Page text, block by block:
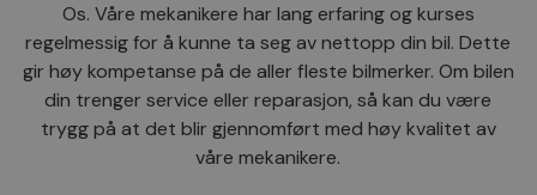
Os. Våre mekanikere har lang erfaring og kurses
regelmessig for å kunne ta seg av nettopp din bil. Dette
gir høy kompetanse på de aller fleste bilmerker. Om bilen
din trenger service eller reparasjon, så kan du være
trygg på at det blir gjennomført med høy kvalitet av
våre mekanikere.